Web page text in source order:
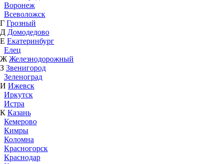
Воронеж
Всеволожск
Г Грозный
Д Домодедово
Е Екатеринбург
Елец
Ж Железнодорожный
З Звенигород
Зеленоград
И Ижевск
Иркутск
Истра
К Казань
Кемерово
Кимры
Коломна
Красногорск
Краснодар